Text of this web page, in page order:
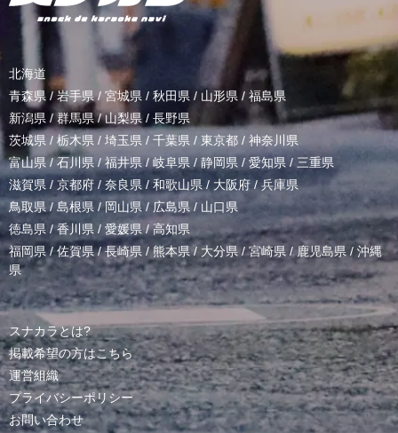
北海道
青森県 / 岩手県/ 宮城県 / 秋田県 / 山形県/ 福島県
新潟県 /群馬県/山梨県 / 長野県
茨城県 / 栃木県 / 埼玉県 / 千葉県 / 東京都 / 神奈川県
富山県 /石川県/福井県/岐阜県 / 静岡県 / 愛知県 / 三重県
滋賀県 / 京都府 / 奈良県 / 和歌山県/ 大阪府 /兵庫県
鳥取県/ 島根県 /岡山県/ 広島県 / 山口県
徳島県 /香川県 / 愛媛県/高知県
福岡県/佐賀県/長崎県 /熊本県/ 大分県/宮崎県 /鹿児島県 / 沖縄
県
スナカラとは?
掲載希望の方はこちら
運営組織
プライバシーポリシー
お問い合わせ